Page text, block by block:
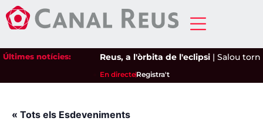
Últimes notícies: Reus, a l'òrbita de l'eclipsi| Salou
En directeRegistra't
« Tots els Esdeveniments